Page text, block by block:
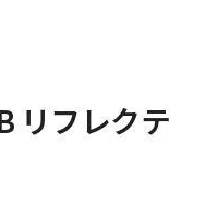
リフレクテ